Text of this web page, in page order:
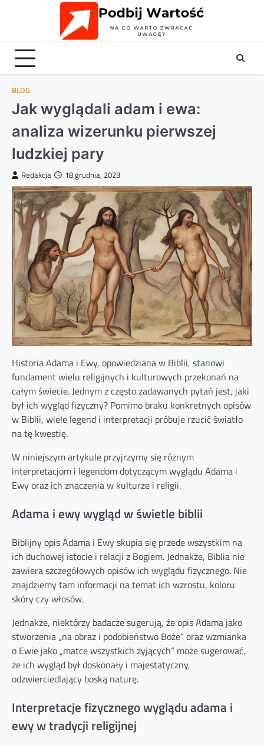
BLOG
Jak wyglądali adam i ewa:
analiza wizerunku pierwszej
ludzkiej pary
Redakcja 18 grudnia, 2023
Historia Adama i Ewy, opowiedziana w Biblii, stanowi
fundament wielu religijnych i kulturowych przekonań na
całym świecie. Jednym z często zadawanych pytań jest, jaki
był ich wygląd fizyczny? Pomimo braku konkretnych opisów
w Biblii, wiele legend i interpretacji próbuje rzucić światło
na tę kwestię.
W niniejszym artykule przyjrzymy się różnym
interpretacjom i legendom dotyczącym wyglądu Adama i
Ewy oraz ich znaczenia w kulturze i religii.
Adama i ewy wygląd w świetle biblii
Biblijny opis Adama i Ewy skupia się przede wszystkim na
ich duchowej istocie i relacji z Bogiem. Jednakże, Biblia nie
zawiera szczegółowych opisów ich wyglądu fizycznego. Nie
znajdziemy tam informacji na temat ich wzrostu, koloru
skóry czy włosów.
Jednakże, niektórzy badacze sugerują, że opis Adama jako
stworzenia „na obraz i podobieństwo Boże” oraz wzmianka
o Ewie jako „matce wszystkich żyjących” może sugerować,
że ich wygląd był doskonały i majestatyczny,
odzwierciedlający boską naturę.
Interpretacje fizycznego wyglądu adama i
ewy w tradycji religijnej